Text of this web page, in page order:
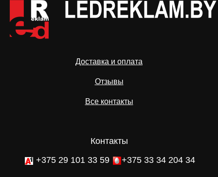
Доставка и оплата
Отзывы
Все контакты
Контакты
+375 29 101 33 59
+375 33 34 204 34